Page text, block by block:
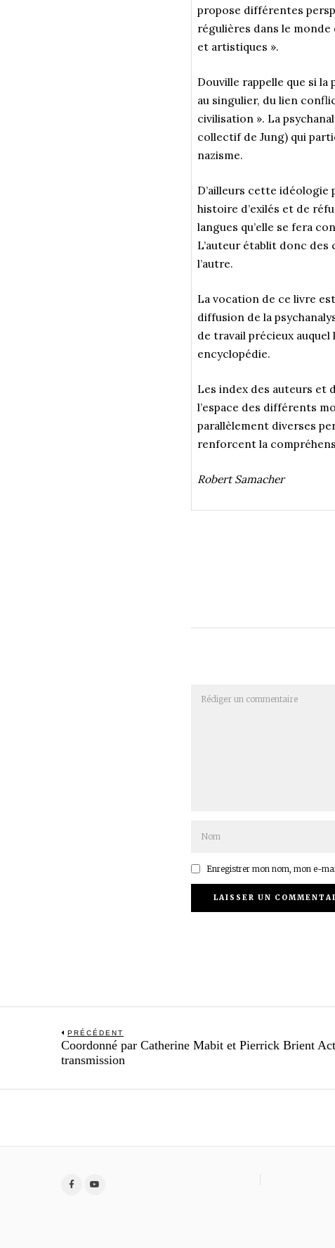
propose différentes
régulières dans le
et artistiques ».
Douville rappelle que si la
au singulier, du lien
civilisation ». La
collectif de Jung) qui
nazisme.
D’ailleurs cette idéologie
histoire d’exilés et de
langues qu’elle se fera
L’auteur établit donc
l’autre.
La vocation de ce livre
diffusion de la
de travail précieux
encyclopédie.
Les index des auteurs et
l’espace des différents
parallèlement diverses
renforcent la
Robert Samacher
Enregistrer mon nom, mon e-
Navigation
de
l’article
PRÉCÉDENT
Previous
post:
Coordonné par Catherine Mabit et Pierrick Brient
transmission